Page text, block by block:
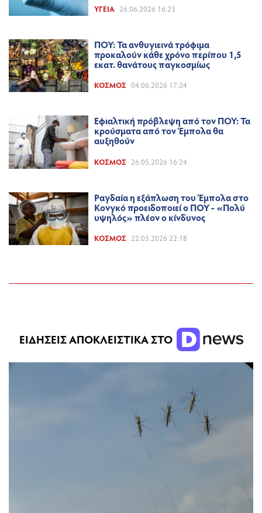
ΥΓΕΊΑ 26.06.2026 16:23
ΠΟΥ: Τα ανθυγιεινά τρόφιμα
προκαλούν κάθε χρόνο περίπου 1,5
εκατ. θανάτους παγκοσμίως
ΚΌΣΜΟΣ 04.06.2026 17:24
Εφιαλτική πρόβλεψη από τον ΠΟΥ: Τα
κρούσματα από τον Έμπολα θα
αυξηθούν
ΚΌΣΜΟΣ 26.05.2026 16:24
Ραγδαία η εξάπλωση του Έμπολα στο
Κονγκό προειδοποιεί ο ΠΟΥ - «Πολύ
υψηλός» πλέον ο κίνδυνος
ΚΌΣΜΟΣ 22.05.2026 22:18
ΕΙΔΗΣΕΙΣ ΑΠΟΚΛΕΙΣΤΙΚΑ ΣΤΟ